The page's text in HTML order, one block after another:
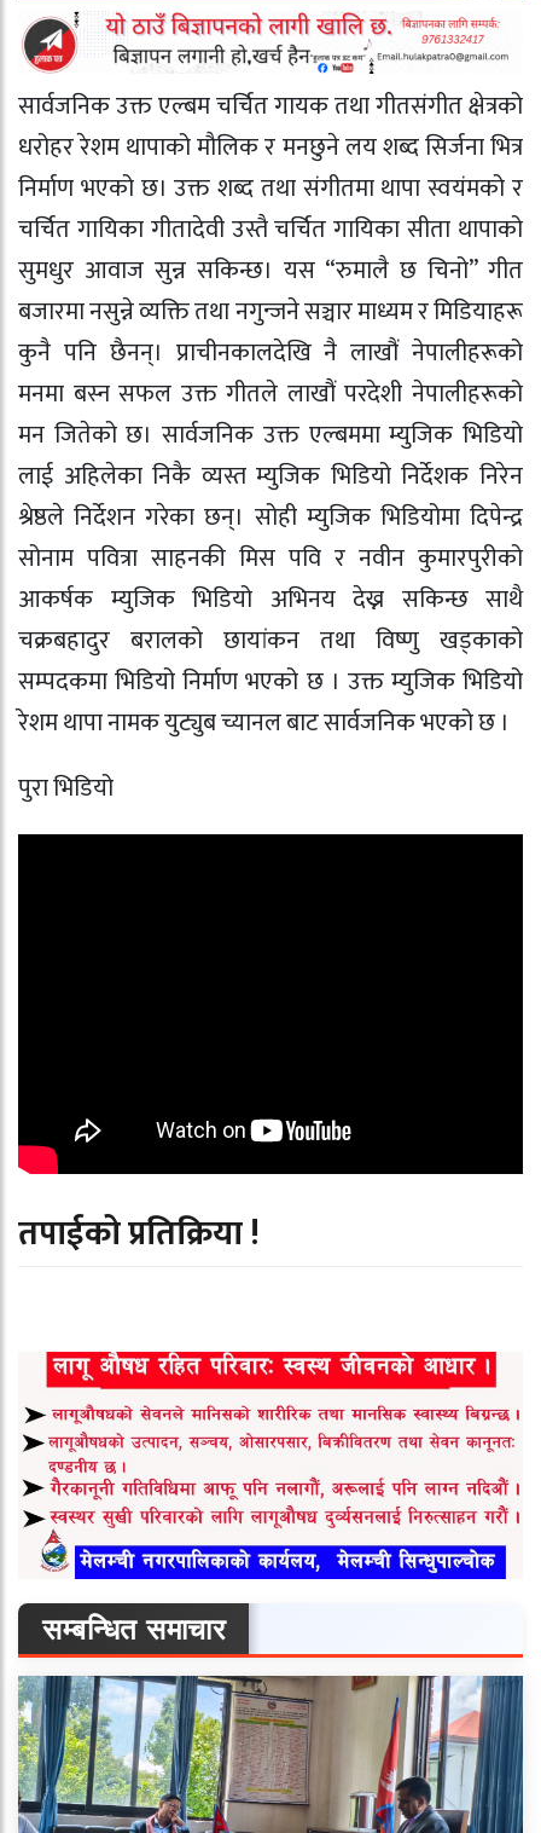
सार्वजनिक उक्त एल्बम चर्चित गायक तथा गीतसंगीत क्षेत्रको
धरोहर रेशम थापाको मौलिक र मनछुने लय शब्द सिर्जना भित्र
निर्माण भएको छ। उक्त शब्द तथा संगीतमा थापा स्वयंमको र
चर्चित गायिका गीतादेवी उस्तै चर्चित गायिका सीता थापाको
सुमधुर आवाज सुन्न सकिन्छ। यस “रुमालै छ चिनो” गीत
बजारमा नसुन्ने व्यक्ति तथा नगुन्जने सञ्चार माध्यम र मिडियाहरू
कुनै पनि छैनन्। प्राचीनकालदेखि नै लाखौं नेपालीहरूको
मनमा बस्न सफल उक्त गीतले लाखौं परदेशी नेपालीहरूको
मन जितेको छ। सार्वजनिक उक्त एल्बममा म्युजिक भिडियो
लाई अहिलेका निकै व्यस्त म्युजिक भिडियो निर्देशक निरेन
श्रेष्ठले निर्देशन गरेका छन्। सोही म्युजिक भिडियोमा दिपेन्द्र
सोनाम पवित्रा साहनकी मिस पवि र नवीन कुमारपुरीको
आकर्षक म्युजिक भिडियो अभिनय देख्न सकिन्छ साथै
चक्रबहादुर बरालको छायांकन तथा विष्णु खड्काको
सम्पदकमा भिडियो निर्माण भएको छ । उक्त म्युजिक भिडियो
रेशम थापा नामक युट्युब च्यानल बाट सार्वजनिक भएको छ ।
पुरा भिडियो
तपाईको प्रतिक्रिया !
सम्बन्धित समाचार